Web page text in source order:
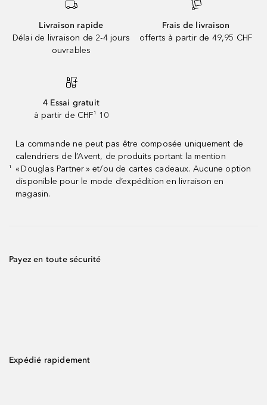
Livraison rapide
Délai de livraison de 2-4 jours
ouvrables
Frais de livraison
offerts à partir de 49,95 CHF
4 Essai gratuit
à partir de CHF¹ 10
¹
La commande ne peut pas être composée uniquement de
calendriers de l’Avent, de produits portant la mention
« Douglas Partner » et/ou de cartes cadeaux. Aucune option
disponible pour le mode d’expédition en livraison en
magasin.
Payez en toute sécurité
Expédié rapidement